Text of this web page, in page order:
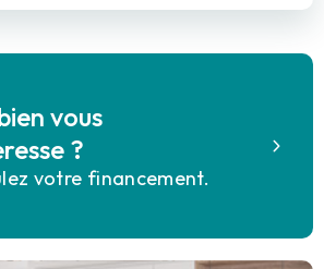
vous
?
votre financement.